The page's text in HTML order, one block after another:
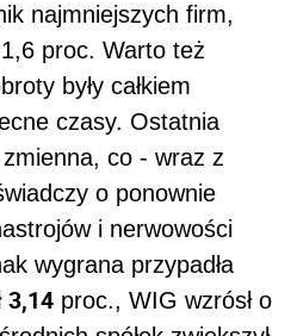
najmniejszych firm,
1,6 proc. Warto też
były całkiem
czasy. Ostatnia
co - wraz z
o ponownie
i nerwowości
wygrana przypadła
3,14 proc., WIG wzrósł o